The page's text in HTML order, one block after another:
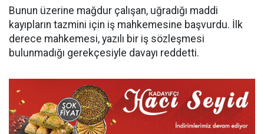
Bunun üzerine mağdur çalışan, uğradığı maddi
kayıpların tazmini için iş mahkemesine başvurdu. İlk
derece mahkemesi, yazılı bir iş sözleşmesi
bulunmadığı gerekçesiyle davayı reddetti.